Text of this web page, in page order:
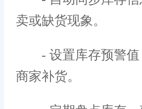
卖或缺货现象。
- 设置库存预警值
商家补货。